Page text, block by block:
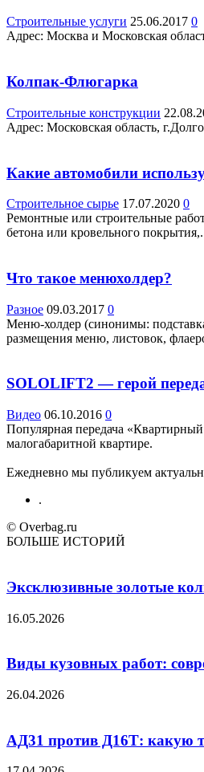
Строительные услуги 25.06.2017 0
Адрес: Москва и Московская
Колпак-Флюгарка
Строительные конструкции
Адрес: Московская область,
Какие автомобили
Строительное сырье 17.07.2020 0
Ремонтные или строительные
бетона или кровельного
Что такое менюхолдер?
Разное 09.03.2017 0
Меню-холдер (синонимы:
размещения меню, листовок,
SOLOLIFT2 — герой
Видео 06.10.2016 0
Популярная передача
малогабаритной квартире.
Ежедневно мы публикуем
.
© Overbag.ru
БОЛЬШЕ ИСТОРИЙ
Эксклюзивные золотые
16.05.2026
Виды кузовных работ:
26.04.2026
АД31 против Д16Т: какую